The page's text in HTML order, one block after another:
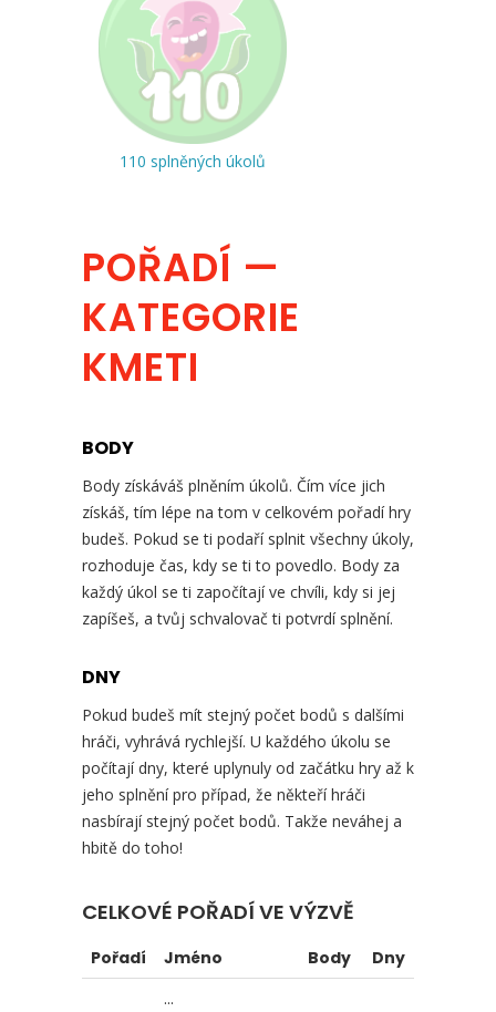
110 splněných úkolů
POŘADÍ —
KATEGORIE
KMETI
BODY
Body získáváš plněním úkolů. Čím více jich
získáš, tím lépe na tom v celkovém pořadí hry
budeš. Pokud se ti podaří splnit všechny úkoly,
rozhoduje čas, kdy se ti to povedlo. Body za
každý úkol se ti započítají ve chvíli, kdy si jej
zapíšeš, a tvůj schvalovač ti potvrdí splnění.
DNY
Pokud budeš mít stejný počet bodů s dalšími
hráči, vyhrává rychlejší. U každého úkolu se
počítají dny, které uplynuly od začátku hry až k
jeho splnění pro případ, že někteří hráči
nasbírají stejný počet bodů. Takže neváhej a
hbitě do toho!
CELKOVÉ POŘADÍ VE VÝZVĚ
Pořadí Jméno Body
Dny
...